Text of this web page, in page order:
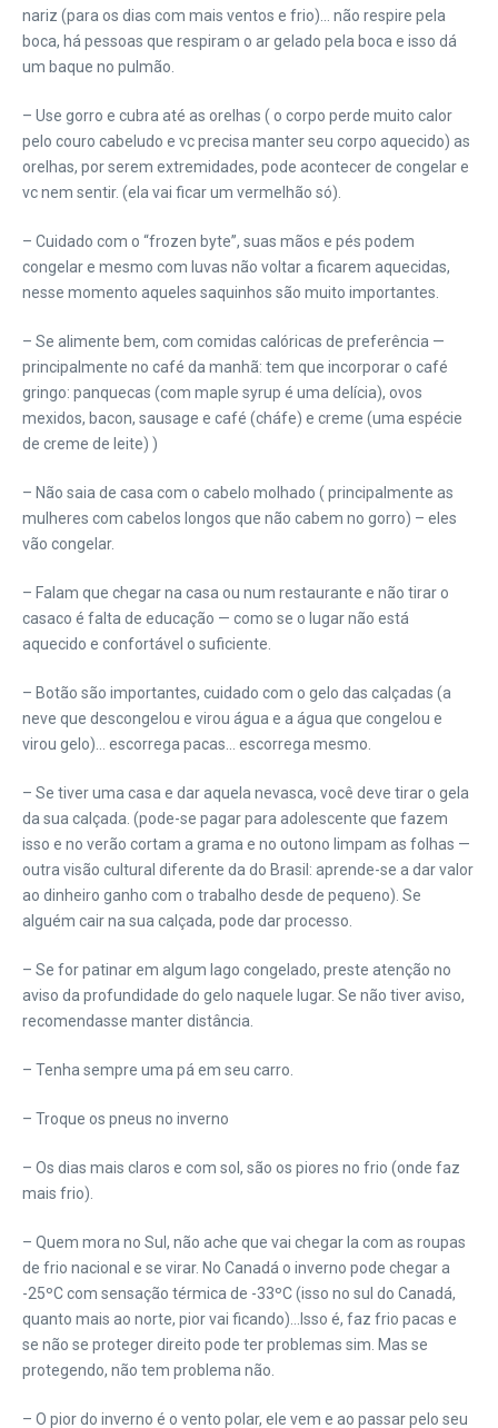
nariz (para os dias com mais ventos e frio)… não respire pela
boca, há pessoas que respiram o ar gelado pela boca e isso dá
um baque no pulmão.
– Use gorro e cubra até as orelhas ( o corpo perde muito calor
pelo couro cabeludo e vc precisa manter seu corpo aquecido) as
orelhas, por serem extremidades, pode acontecer de congelar e
vc nem sentir. (ela vai ficar um vermelhão só).
– Cuidado com o “frozen byte”, suas mãos e pés podem
congelar e mesmo com luvas não voltar a ficarem aquecidas,
nesse momento aqueles saquinhos são muito importantes.
– Se alimente bem, com comidas calóricas de preferência —
principalmente no café da manhã: tem que incorporar o café
gringo: panquecas (com maple syrup é uma delícia), ovos
mexidos, bacon, sausage e café (cháfe) e creme (uma espécie
de creme de leite) )
– Não saia de casa com o cabelo molhado ( principalmente as
mulheres com cabelos longos que não cabem no gorro) – eles
vão congelar.
– Falam que chegar na casa ou num restaurante e não tirar o
casaco é falta de educação — como se o lugar não está
aquecido e confortável o suficiente.
– Botão são importantes, cuidado com o gelo das calçadas (a
neve que descongelou e virou água e a água que congelou e
virou gelo)… escorrega pacas… escorrega mesmo.
– Se tiver uma casa e dar aquela nevasca, você deve tirar o gela
da sua calçada. (pode-se pagar para adolescente que fazem
isso e no verão cortam a grama e no outono limpam as folhas —
outra visão cultural diferente da do Brasil: aprende-se a dar valor
ao dinheiro ganho com o trabalho desde de pequeno). Se
alguém cair na sua calçada, pode dar processo.
– Se for patinar em algum lago congelado, preste atenção no
aviso da profundidade do gelo naquele lugar. Se não tiver aviso,
recomendasse manter distância.
– Tenha sempre uma pá em seu carro.
– Troque os pneus no inverno
– Os dias mais claros e com sol, são os piores no frio (onde faz
mais frio).
– Quem mora no Sul, não ache que vai chegar la com as roupas
de frio nacional e se virar. No Canadá o inverno pode chegar a
-25ºC com sensação térmica de -33ºC (isso no sul do Canadá,
quanto mais ao norte, pior vai ficando)…Isso é, faz frio pacas e
se não se proteger direito pode ter problemas sim. Mas se
protegendo, não tem problema não.
– O pior do inverno é o vento polar, ele vem e ao passar pelo seu